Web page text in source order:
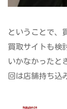
ということで、
買取サイトも検
いかなかったと
回は店舗持ち込